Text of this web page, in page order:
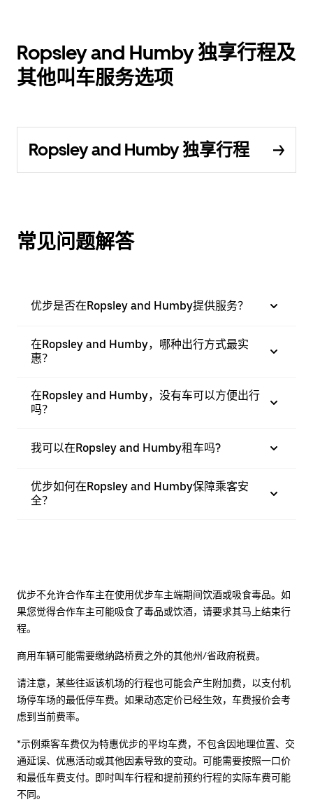
Ropsley and Humby 独享行程及
其他叫车服务选项
Ropsley and Humby 独享行程
常见问题解答
优步是否在Ropsley and Humby提供服务？
在Ropsley and Humby，哪种出行方式最实
惠？
在Ropsley and Humby，没有车可以方便出行
吗？
我可以在Ropsley and Humby租车吗?
优步如何在Ropsley and Humby保障乘客安
全？
优步不允许合作车主在使用优步车主端期间饮酒或吸食毒品。如
果您觉得合作车主可能吸食了毒品或饮酒，请要求其马上结束行
程。
商用车辆可能需要缴纳路桥费之外的其他州/省政府税费。
请注意，某些往返该机场的行程也可能会产生附加费，以支付机
场停车场的最低停车费。如果动态定价已经生效，车费报价会考
虑到当前费率。
*示例乘客车费仅为特惠优步的平均车费，不包含因地理位置、交
通延误、优惠活动或其他因素导致的变动。可能需要按照一口价
和最低车费支付。即时叫车行程和提前预约行程的实际车费可能
不同。